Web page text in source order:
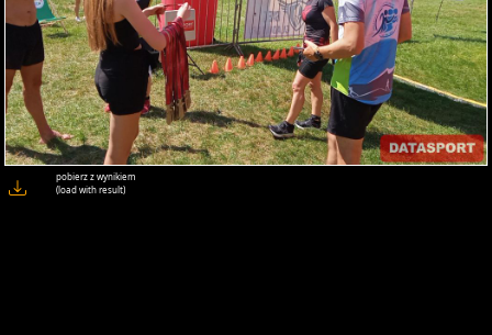
pobierz z wynikiem
(load with result)